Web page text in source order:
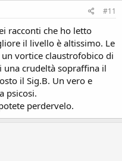
#11
racconti che ho letto
il livello è altissimo. Le
vortice claustrofobico di
crudeltà sopraffina il
il Sig.B. Un vero e
psicosi.
perdervelo.